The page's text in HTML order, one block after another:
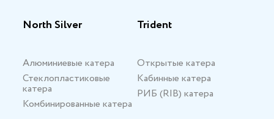
North Silver
Алюминиевые катера
Стеклопластиковые
катера
Комбинированные катера
Trident
Открытые катера
Кабинные катера
РИБ (RIB) катера